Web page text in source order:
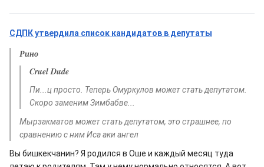
СДПК утвердила список кандидатов в депутаты
Рино
Cruel Dude
Пи...ц просто. Теперь Омуркулов может стать депутатом.
Скоро заменим Зимбабве...
Мырзакматов может стать депутатом, это страшнее, по
сравнению с ним Иса аки ангел
Вы бишкекчанин? Я родился в Оше и каждый месяц туда